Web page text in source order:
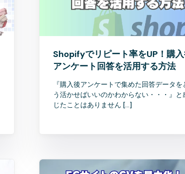
Shopifyでリピート率をUP！購
アンケート回答を活用する方法
『購入後アンケートで集めた回答データを
う活かせばいいのかわからない・・・』と
じたことはありません […]